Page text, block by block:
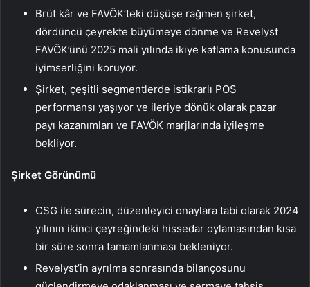
Brüt kâr ve FAVÖK’teki düşüşe rağmen şirket,
dördüncü çeyrekte büyümeye dönme ve Revelyst
FAVÖK’ünü 2025 mali yılında ikiye katlama konusunda
iyimserliğini koruyor.
Şirket, çeşitli segmentlerde istikrarlı POS
performansı yaşıyor ve ileriye dönük olarak pazar
payı kazanımları ve FAVÖK marjlarında iyileşme
bekliyor.
Şirket Görünümü
CSG ile sürecin, düzenleyici onaylara tabi olarak 2024
yılının ikinci çeyreğindeki hissedar oylamasından kısa
bir süre sonra tamamlanması bekleniyor.
Revelyst’in ayrılma sonrasında bilançosunu